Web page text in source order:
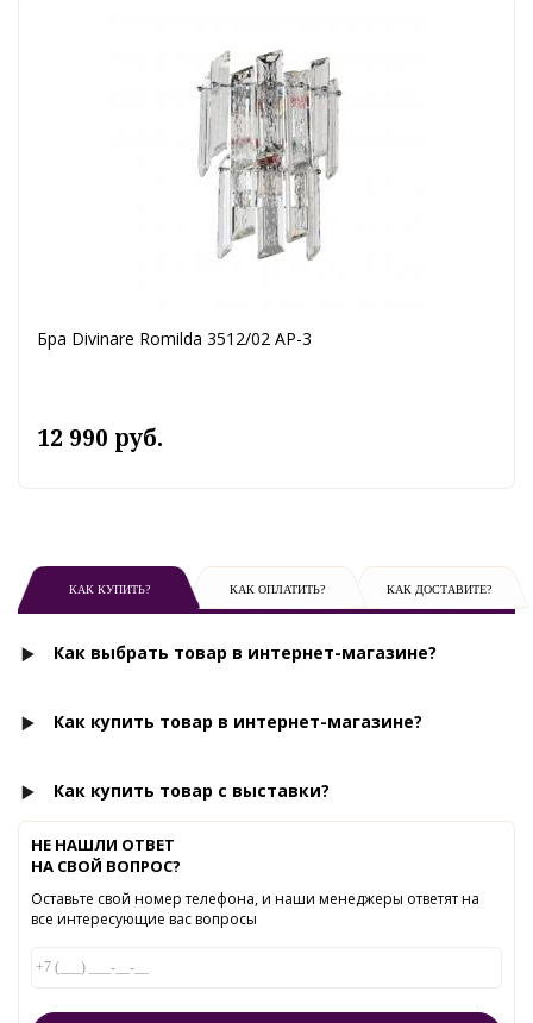
Бра Divinare Romilda 3512/02 AP-3
12 990 руб.
КАК КУПИТЬ? КАК ОПЛАТИТЬ? КАК ДОСТАВИТЕ?
Как выбрать товар в интернет-магазине?
Как купить товар в интернет-магазине?
Как купить товар с выставки?
НЕ НАШЛИ ОТВЕТ
НА СВОЙ ВОПРОС?
Оставьте свой номер телефона, и наши менеджеры ответят на
все интересующие вас вопросы